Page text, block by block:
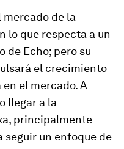
mercado de la
lo que respecta a un
de Echo; pero su
el crecimiento
el mercado. A
llegar a la
principalmente
seguir un enfoque de